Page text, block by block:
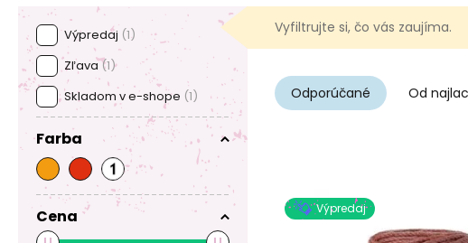
Výpredaj (1)
Zľava(1)
Skladom v e-shope (1)
Farba
Cena
Vyfiltrujte si, čo vás zaujíma.
Odporúčané Od
Výpredaj